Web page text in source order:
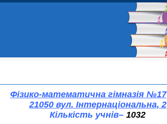
Фізико-математична гімназія №17
21050 вул. Інтернаціональна, 2
Кількість учнів– 1032